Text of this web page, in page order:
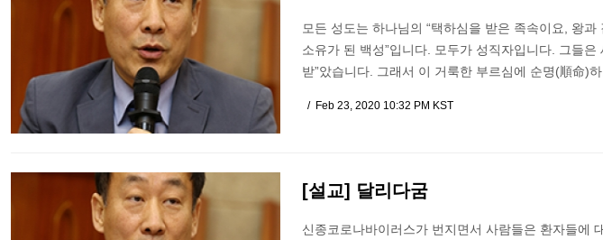
모든 성도는 하나님의 “택하심을 받은 족속이요, 왕
소유가 된 백성”입니다. 모두가 성직자입니다. 그들
받”았습니다. 그래서 이 거룩한 부르심에 순명(順命)
Feb 23, 2020 10:32 PM KST
[설교] 달리다굼
신종코로나바이러스가 번지면서 사람들은 환자들에